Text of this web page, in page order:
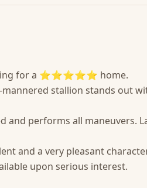
for a ⭐⭐⭐⭐⭐ home.
stallion stands out
and performs all maneuvers.
and a very pleasant
upon serious interest.